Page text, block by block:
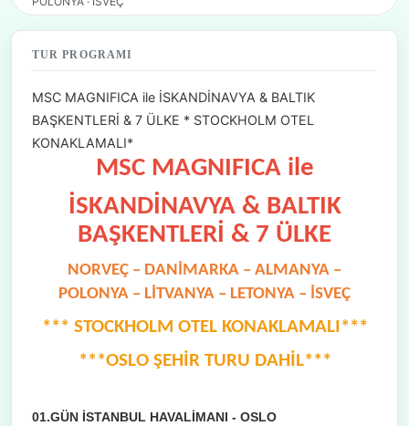
TUR PROGRAMI
MSC MAGNIFICA ile İSKANDİNAVYA & BALTIK
BAŞKENTLERİ & 7 ÜLKE * STOCKHOLM OTEL
KONAKLAMALI*
MSC MAGNIFICA ile
İSKANDİNAVYA & BALTIK
BAŞKENTLERİ & 7 ÜLKE
NORVEÇ – DANİMARKA – ALMANYA –
POLONYA – LİTVANYA – LETONYA – İSVEÇ
*** STOCKHOLM OTEL KONAKLAMALI***
***OSLO ŞEHİR TURU DAHİL***
01.GÜN İSTANBUL HAVALİMANI - OSLO